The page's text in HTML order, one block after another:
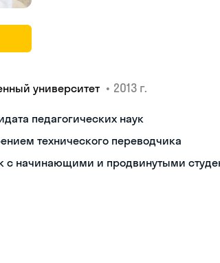
университет • 2013 г.
педагогических наук
технического переводчика
с начинающими и продвинутыми